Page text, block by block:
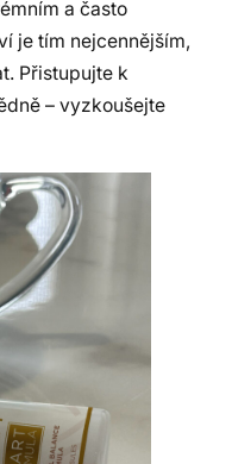
a často
je tím nejcennějším,
Přistupujte k
– vyzkoušejte